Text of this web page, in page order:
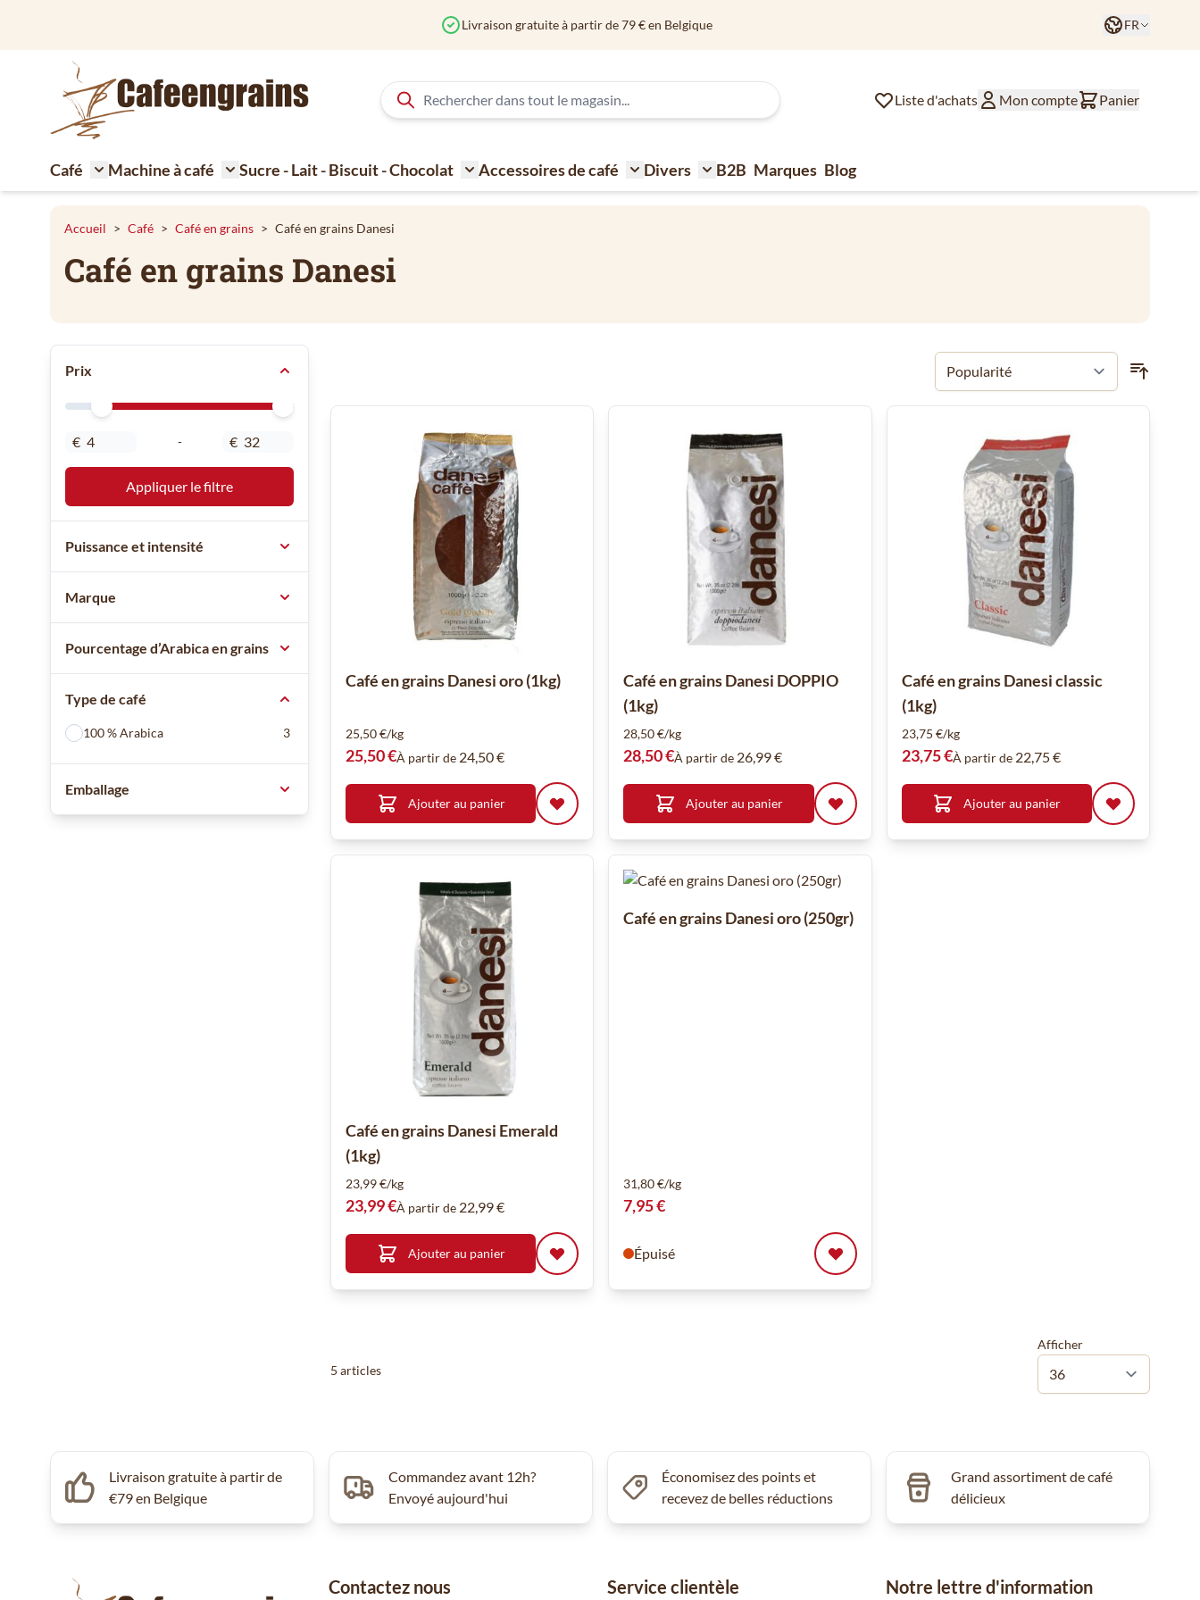
Livraison gratuite à partir de 79 € en Belgique Langue
FR
Liste d'achats Mon compte Panier
Café
Toggle submenu for Café
Machine à café
Toggle submenu for Machine à café
Sucre - Lait - Biscuit - Chocolat
Toggle submenu for Sucre - Lait - Biscuit - Chocolat
Accessoires de café
Toggle submenu for Accessoires de café
Divers
Toggle submenu for Divers
B2B Marques Blog
Accueil > Café > Café en grains > Café en grains Danesi
Café en grains Danesi
Passer à la liste des produits
Prix
Minimal Price
Maximum Price
€ - €
Appliquer le filtre
Puissance et intensité
Marque
Pourcentage d’Arabica en grains
Type de café
100 % Arabica 3
Emballage
Café en grains Danesi oro (1kg)
25,50 €/kg
25,50 €À partir de 24,50 €
Ajouter au panier
Café en grains Danesi DOPPIO
(1kg)
28,50 €/kg
28,50 €À partir de 26,99 €
Ajouter au panier
Café en grains Danesi classic
(1kg)
23,75 €/kg
23,75 €À partir de 22,75 €
Ajouter au panier
Café en grains Danesi Emerald
(1kg)
23,99 €/kg
23,99 €À partir de 22,99 €
Ajouter au panier
Café en grains Danesi oro (250gr)
31,80 €/kg
7,95 €
Épuisé
5 articles
Afficher
Livraison gratuite à partir de
€79 en Belgique
Commandez avant 12h?
Envoyé aujourd'hui
Économisez des points et
recevez de belles réductions
Grand assortiment de café
délicieux
Contactez nous Service clientèle Notre lettre d'information